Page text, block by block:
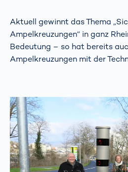
Aktuell gewinnt das Thema
Ampelkreuzungen“ in ganz
Bedeutung – so hat bereits
Ampelkreuzungen mit der